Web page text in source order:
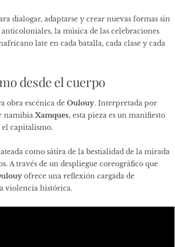
dialogar, adaptarse y crear nuevas formas sin
la música de las celebraciones
late en cada batalla, cada clase y cada
desde el cuerpo
obra escénica de Oulouy. Interpretada por
namibia Xamques, esta pieza es un manifiesto
capitalismo.
como sátira de la bestialidad de la mirada
A través de un despliegue coreográfico que
ofrece una reflexión cargada de
violencia histórica.